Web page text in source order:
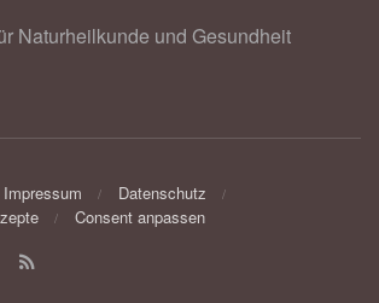
Naturheilkunde und Gesundheit
Impressum
Datenschutz
Consent anpassen